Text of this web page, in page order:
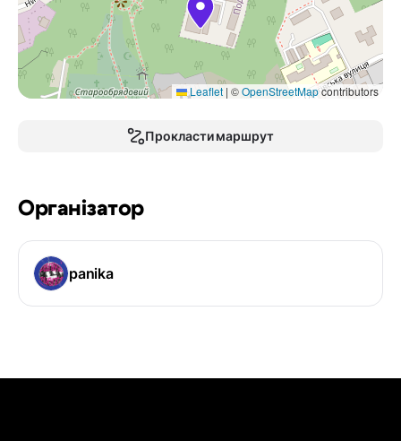
Leaflet | ©OpenStreetMapcontributors
Прокласти маршрут
Організатор
panika